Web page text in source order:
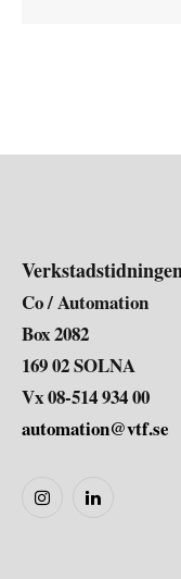
Co / Automation
Box 2082
169 02 SOLNA
Vx 08-514 934 00
automation@vtf.se
InstagramLinkedIn